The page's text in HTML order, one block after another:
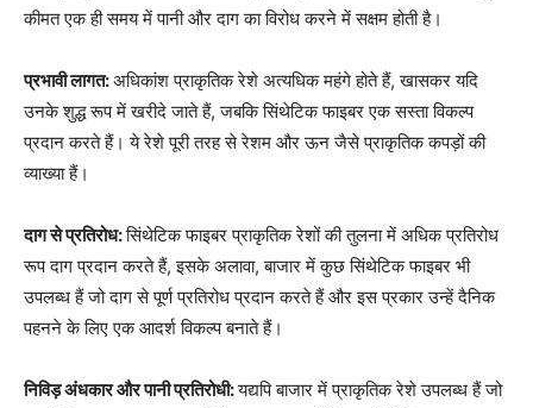
कीमत एक ही समय में पानी और दाग का विरोध करने में सक्षम होती है।
प्रभावी लागत:अधिकांश प्राकृतिक रेशे अत्यधिक महंगे होते हैं, खासकर यदि
उनके शुद्ध रूप में खरीदे जाते हैं, जबकि सिंथेटिक फाइबर एक सस्ता विकल्प
प्रदान करते हैं। ये रेशे पूरी तरह से रेशम और ऊन जैसे प्राकृतिक कपड़ों की
व्याख्या हैं।
दाग से प्रतिरोध:सिंथेटिक फाइबर प्राकृतिक रेशों की तुलना में अधिक प्रतिरोध
रूप दाग प्रदान करते हैं, इसके अलावा, बाजार में कुछ सिंथेटिक फाइबर भी
उपलब्ध हैं जो दाग से पूर्ण प्रतिरोध प्रदान करते हैं और इस प्रकार उन्हें दैनिक
पहनने के लिए एक आदर्श विकल्प बनाते हैं।
निविड़ अंधकार और पानी प्रतिरोधी:यद्यपि बाजार में प्राकृतिक रेशे उपलब्ध हैं जो